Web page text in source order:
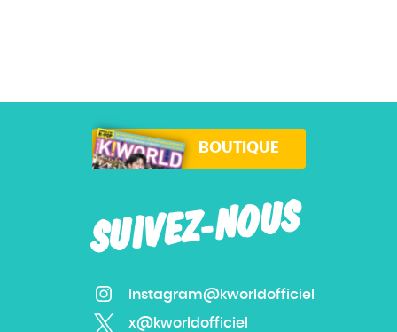
SUIVEZ-NOUS
Instagram@kworldofficiel
x@kworldofficiel
BOUTIQUE